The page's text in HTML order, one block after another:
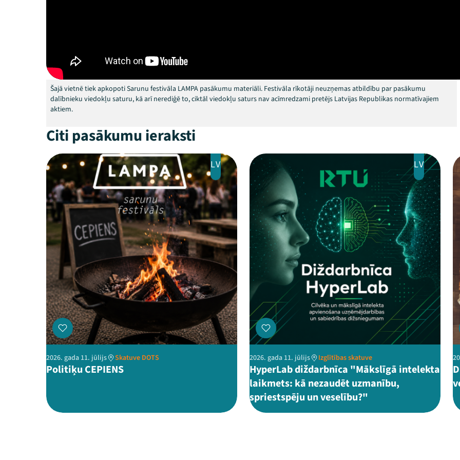
Šajā vietnē tiek apkopoti Sarunu festivāla LAMPA pasākumu materiāli. Festivāla rīkotāji neuzņemas atbildību par pasākumu
dalībnieku viedokļu saturu, kā arī nerediģē to, ciktāl viedokļu saturs nav acīmredzami pretējs Latvijas Republikas normatīvajiem
aktiem.
Citi pasākumu ieraksti
LV
2026. gada 11. jūlijs Skatuve DOTS
Politiķu CEPIENS
LV
2026. gada 11. jūlijs Izglītības skatuve
HyperLab diždarbnīca "Mākslīgā intelekta
laikmets: kā nezaudēt uzmanību,
spriestspēju un veselību?"